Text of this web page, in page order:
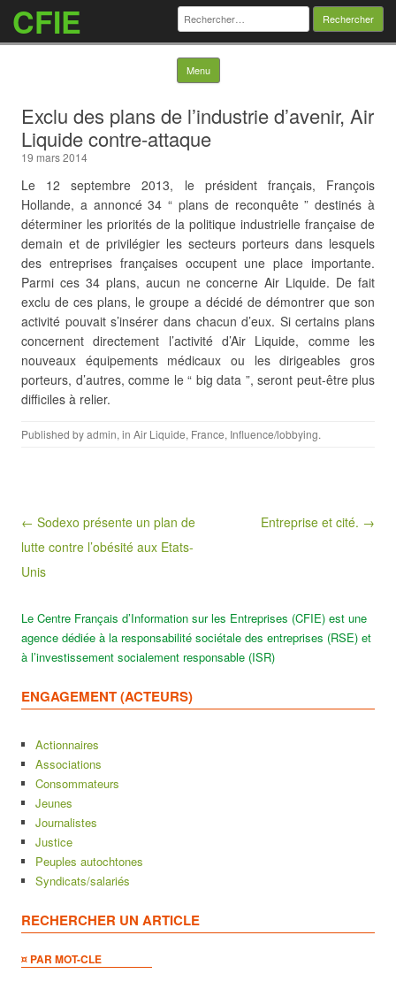
CFIE Rechercher :
Menu Skip to content
Exclu des plans de l’industrie d’avenir, Air
Liquide contre-attaque
19 mars 2014
Le 12 septembre 2013, le président français, François
Hollande, a annoncé 34 “ plans de reconquête ” destinés à
déterminer les priorités de la politique industrielle française de
demain et de privilégier les secteurs porteurs dans lesquels
des entreprises françaises occupent une place importante.
Parmi ces 34 plans, aucun ne concerne Air Liquide. De fait
exclu de ces plans, le groupe a décidé de démontrer que son
activité pouvait s’insérer dans chacun d’eux. Si certains plans
concernent directement l’activité d’Air Liquide, comme les
nouveaux équipements médicaux ou les dirigeables gros
porteurs, d’autres, comme le “ big data ”, seront peut-être plus
difficiles à relier.
Published byadmin, in Air Liquide, France, Influence/lobbying.
Post navigation
← Sodexo présente un plan de
lutte contre l’obésité aux Etats-
Unis
Entreprise et cité. →
Le Centre Français d’Information sur les Entreprises (CFIE) est une
agence dédiée à la responsabilité sociétale des entreprises (RSE) et
à l’investissement socialement responsable (ISR)
ENGAGEMENT (ACTEURS)
Actionnaires
Associations
Consommateurs
Jeunes
Journalistes
Justice
Peuples autochtones
Syndicats/salariés
RECHERCHER UN ARTICLE
¤ PAR MOT-CLE